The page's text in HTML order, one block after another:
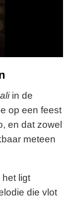
in de
op een feest
en dat zowel
meteen
ligt
die vlot